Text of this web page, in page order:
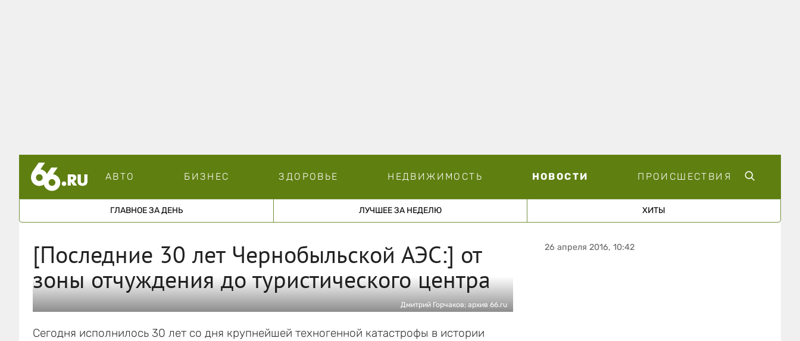
АВТО БИЗНЕС ЗДОРОВЬЕ НЕДВИЖИМОСТЬ НОВОСТИ ПРОИСШЕСТВИЯ
ГЛАВНОЕ ЗА ДЕНЬ ЛУЧШЕЕ ЗА НЕДЕЛЮ ХИТЫ
[Последние 30 лет Чернобыльской АЭС:] от
зоны отчуждения до туристического центра
Дмитрий Горчаков; архив 66.ru
Сегодня исполнилось 30 лет со дня крупнейшей техногенной катастрофы в истории
26 апреля 2016, 10:42